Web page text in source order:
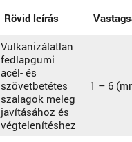
Rövid leírás
Vulkanizálatlan
fedlapgumi
acél- és
szövetbetétes
szalagok meleg
javításához és
végtelenítéshez
1 – 6